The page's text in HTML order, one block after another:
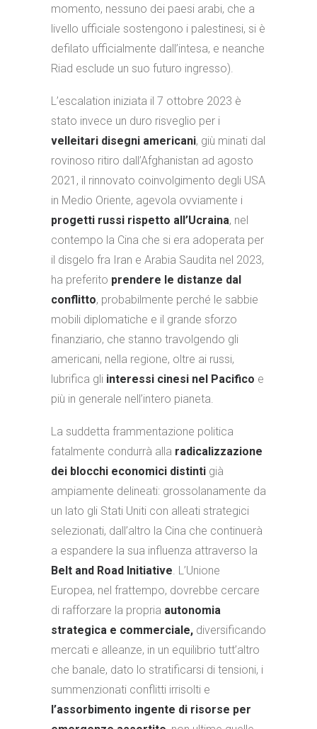
momento, nessuno dei paesi arabi, che a
livello ufficiale sostengono i palestinesi, si è
defilato ufficialmente dall’intesa, e neanche
Riad esclude un suo futuro ingresso).
L’escalation iniziata il 7 ottobre 2023 è
stato invece un duro risveglio per i
velleitari disegni americani, giù minati dal
rovinoso ritiro dall’Afghanistan ad agosto
2021, il rinnovato coinvolgimento degli USA
in Medio Oriente, agevola ovviamente i
progetti russi rispetto all’Ucraina, nel
contempo la Cina che si era adoperata per
il disgelo fra Iran e Arabia Saudita nel 2023,
ha preferito prendere le distanze dal
conflitto, probabilmente perché le sabbie
mobili diplomatiche e il grande sforzo
finanziario, che stanno travolgendo gli
americani, nella regione, oltre ai russi,
lubrifica gli interessi cinesi nel Pacifico e
più in generale nell’intero pianeta.
La suddetta frammentazione politica
fatalmente condurrà alla radicalizzazione
dei blocchi economici distinti già
ampiamente delineati: grossolanamente da
un lato gli Stati Uniti con alleati strategici
selezionati, dall’altro la Cina che continuerà
a espandere la sua influenza attraverso la
Belt and Road Initiative. L’Unione
Europea, nel frattempo, dovrebbe cercare
di rafforzare la propria autonomia
strategica e commerciale, diversificando
mercati e alleanze, in un equilibrio tutt’altro
che banale, dato lo stratificarsi di tensioni, i
summenzionati conflitti irrisolti e
l’assorbimento ingente di risorse per